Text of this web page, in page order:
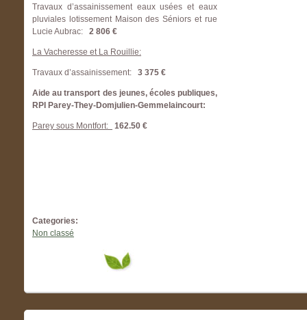
Travaux d’assainissement eaux usées et eaux
pluviales lotissement Maison des Séniors et rue
Lucie Aubrac: 2 806 €
La Vacheresse et La Rouillie:
Travaux d’assainissement: 3 375 €
Aide au transport des jeunes, écoles publiques,
RPI Parey-They-Domjulien-Gemmelaincourt:
Parey sous Montfort: 162.50 €
Categories:
Non classé